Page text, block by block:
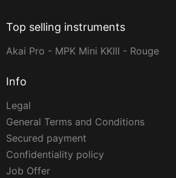
Top selling instruments
Akai Pro - MPK Mini KKIII - Rouge
Info
Legal
General Terms and Conditions
Secured payment
Confidentiality policy
Job Offer